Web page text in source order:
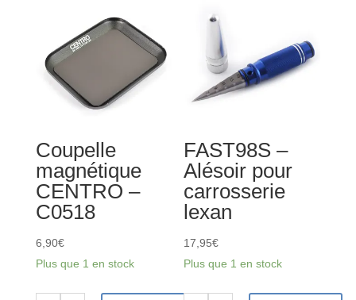
bobine
de
100g
48514
Coupelle
magnétique
CENTRO –
C0518
6,90€
Plus que 1 en stock
FAST98S –
Alésoir pour
carrosserie
lexan
17,95€
Plus que 1 en stock